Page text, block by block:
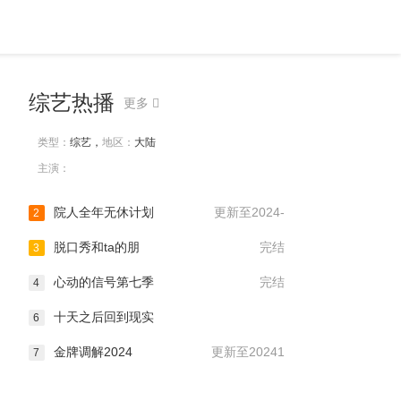
综艺热播 更多
类型： 综艺， 地区： 大陆
主演：
更新至2024-
2 院人全年无休计划
完结
3 脱口秀和ta的朋
完结
4 心动的信号第七季
6 十天之后回到现实
更新至20241
7 金牌调解2024